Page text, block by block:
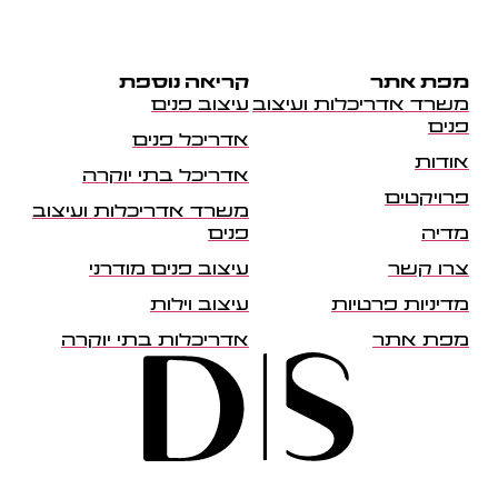
מפת אתר
משרד אדריכלות ועיצוב
פנים
אודות
פרויקטים
מדיה
צרו קשר
מדיניות פרטיות
מפת אתר
קריאה נוספת
עיצוב פנים
אדריכל פנים
אדריכל בתי יוקרה
משרד אדריכלות ועיצוב
פנים
עיצוב פנים מודרני
עיצוב וילות
אדריכלות בתי יוקרה